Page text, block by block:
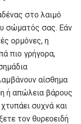
στο λαιμό
σώματός σας. Εάν
ορμόνες, η
πιο γρήγορα,
αίσθημα
ή απώλεια βάρους
συχνά και
τον θυρεοειδή